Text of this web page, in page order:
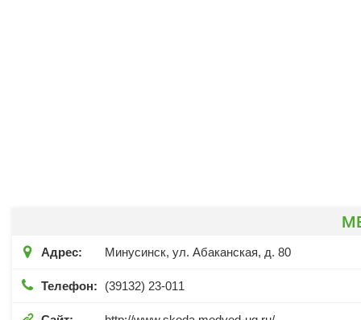
 Адрес: Минусинск, ул. Абаканская, д. 80
 Телефон: (39132) 23-011